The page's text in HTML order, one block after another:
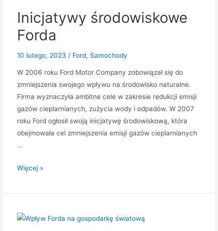
Inicjatywy środowiskowe
Forda
10 lutego, 2023 / Ford, Samochody
W 2006 roku Ford Motor Company zobowiązał się do
zmniejszenia swojego wpływu na środowisko naturalne.
Firma wyznaczyła ambitne cele w zakresie redukcji emisji
gazów cieplarnianych, zużycia wody i odpadów. W 2007
roku Ford ogłosił swoją inicjatywę środowiskową, która
obejmowała cel zmniejszenia emisji gazów cieplarnianych
…
Inicjatywy
Forda
Więcej »